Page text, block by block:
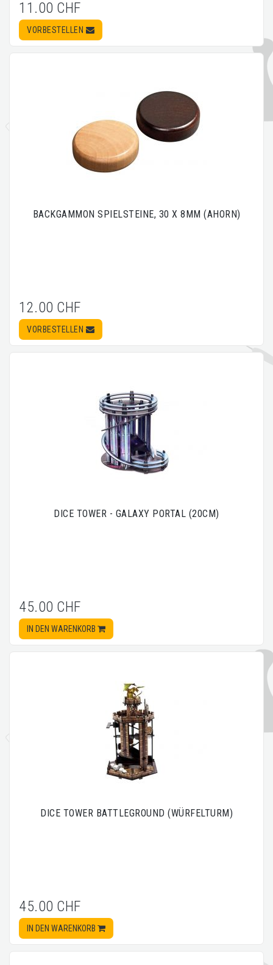
11.00 CHF
VORBESTELLEN
BACKGAMMON SPIELSTEINE, 30 X 8MM (AHORN)
12.00 CHF
VORBESTELLEN
DICE TOWER - GALAXY PORTAL (20CM)
45.00 CHF
IN DEN WARENKORB
DICE TOWER BATTLEGROUND (WÜRFELTURM)
45.00 CHF
IN DEN WARENKORB